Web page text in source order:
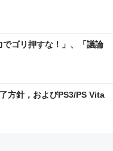
ゴリ押すな！」、「議論
方針，およびPS3/PS Vita